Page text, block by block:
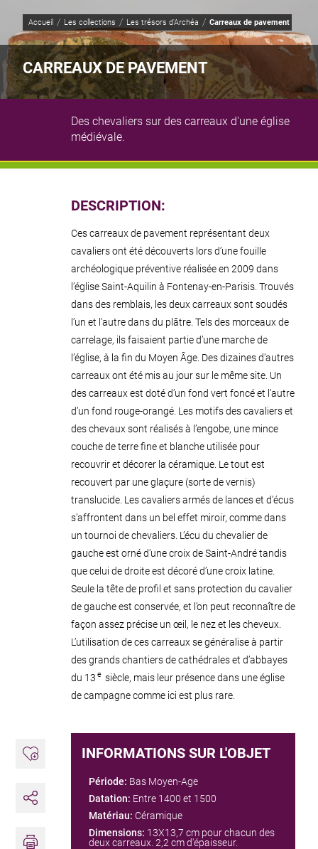
Illustration
JY Lacôte
Accueil Les collections Les trésors d'Archéa Carreaux de pavement
CARREAUX DE PAVEMENT
Des chevaliers sur des carreaux d'une église
médiévale.
Ajouter aux favoris
Partager
DESCRIPTION:
Ces carreaux de pavement représentant deux
cavaliers ont été découverts lors d’une fouille
archéologique préventive réalisée en 2009 dans
l’église Saint-Aquilin à Fontenay-en-Parisis. Trouvés
dans des remblais, les deux carreaux sont soudés
l’un et l’autre dans du plâtre. Tels des morceaux de
carrelage, ils faisaient partie d’une marche de
l’église, à la fin du Moyen Âge. Des dizaines d’autres
carreaux ont été mis au jour sur le même site. Un
des carreaux est doté d’un fond vert foncé et l’autre
d’un fond rouge-orangé. Les motifs des cavaliers et
des chevaux sont réalisés à l’engobe, une mince
couche de terre fine et blanche utilisée pour
recouvrir et décorer la céramique. Le tout est
recouvert par une glaçure (sorte de vernis)
translucide. Les cavaliers armés de lances et d’écus
s’affrontent dans un bel effet miroir, comme dans
un tournoi de chevaliers. L’écu du chevalier de
gauche est orné d’une croix de Saint-André tandis
que celui de droite est décoré d’une croix latine.
Seule la tête de profil et sans protection du cavalier
de gauche est conservée, et l’on peut reconnaître de
façon assez précise un œil, le nez et les cheveux.
L’utilisation de ces carreaux se généralise à partir
des grands chantiers de cathédrales et d’abbayes
du 13 e siècle, mais leur présence dans une église
de campagne comme ici est plus rare.
INFORMATIONS SUR L'OBJET
Période: Bas Moyen-Age
Datation: Entre 1400 et 1500
Matériau: Céramique
Dimensions: 13X13,7 cm pour chacun des
deux carreaux. 2,2 cm d'épaisseur.